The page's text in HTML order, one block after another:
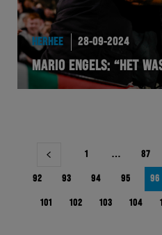
HERHEE 28-09-2024
MARIO ENGELS: “HET
Berichtnavigatie
1 … 87
92 93 94 95 96
101 102 103 104